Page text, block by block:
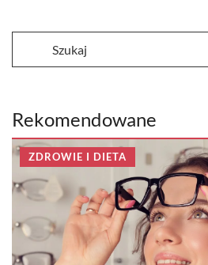
Rekomendowane
ZDROWIE I DIETA